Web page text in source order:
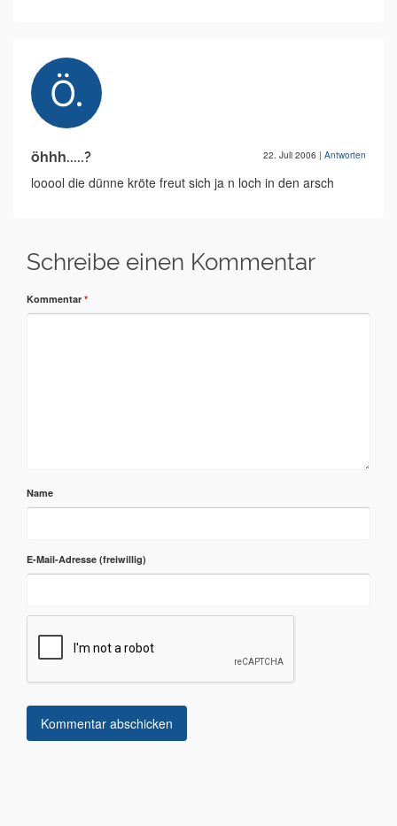
öhhh.....? 22. Juli 2006 | Antworten
looool die dünne kröte freut sich ja n loch in den arsch
Schreibe einen Kommentar
Kommentar *
Name
E-Mail-Adresse